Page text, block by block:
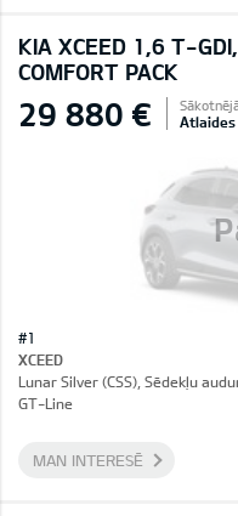
KIA XCEED 1,6 T-
COMFORT PACK
29 880 € Atlaides
#1
XCEED
Lunar Silver (CSS), Sēdekļu
GT-Line
MAN INTERESĒ